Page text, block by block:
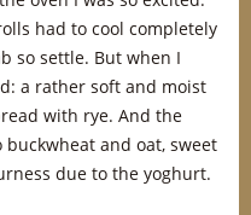
had to cool completely
so settle. But when I
a rather soft and moist
with rye. And the
and oat, sweet
due to the yoghurt.